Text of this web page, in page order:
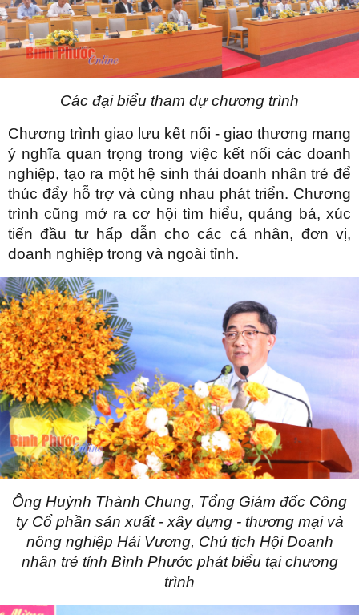
Các đại biểu tham dự chương trình
Chương trình giao lưu kết nối - giao thương mang
ý nghĩa quan trọng trong việc kết nối các doanh
nghiệp, tạo ra một hệ sinh thái doanh nhân trẻ để
thúc đẩy hỗ trợ và cùng nhau phát triển. Chương
trình cũng mở ra cơ hội tìm hiểu, quảng bá, xúc
tiến đầu tư hấp dẫn cho các cá nhân, đơn vị,
doanh nghiệp trong và ngoài tỉnh.
Ông Huỳnh Thành Chung, Tổng Giám đốc Công
ty Cổ phần sản xuất - xây dựng - thương mại và
nông nghiệp Hải Vương, Chủ tịch Hội Doanh
nhân trẻ tỉnh Bình Phước phát biểu tại chương
trình